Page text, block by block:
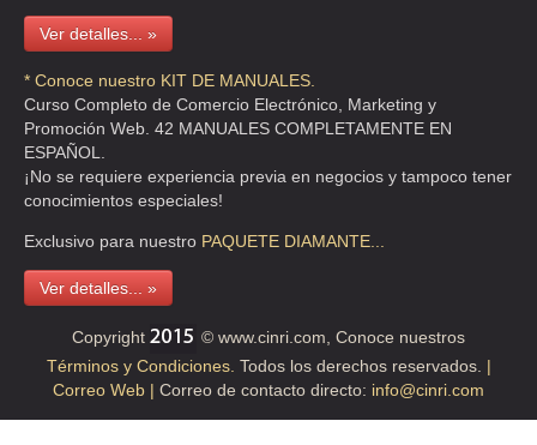
Ver detalles... »
* Conoce nuestro KIT DE MANUALES.
Curso Completo de Comercio Electrónico, Marketing y
Promoción Web. 42 MANUALES COMPLETAMENTE EN
ESPAÑOL.
¡No se requiere experiencia previa en negocios y tampoco tener
conocimientos especiales!
Exclusivo para nuestro PAQUETE DIAMANTE...
Ver detalles... »
Copyright
© www.cinri.com, Conoce nuestros
Términos y Condiciones. Todos los derechos reservados. |
Correo Web | Correo de contacto directo: info@cinri.com